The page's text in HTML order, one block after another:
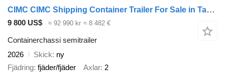
CIMC CIMC Shipping Container Trailer For Sale in Tanzania
9 800 US$ ≈ 92 990 kr ≈ 8 482 €
Containerchassi semitrailer
2026
Skick ny
Fjädring fjäder/fjäder Axlar 2